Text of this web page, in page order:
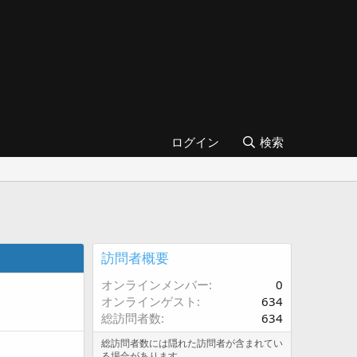
ログイン 検索
訪問者概要
オンラインメンバー
0
オンラインゲスト
634
総訪問者数
634
総訪問者数には隠れた訪問者が含まれてい